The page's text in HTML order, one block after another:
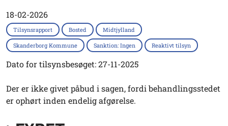
18-02-2026
Tilsynsrapport Bosted Midtjylland
Skanderborg Kommune Sanktion: Ingen Reaktivt tilsyn
Dato for tilsynsbesøget: 27-11-2025
Der er ikke givet påbud i sagen, fordi behandlingsstedet
er ophørt inden endelig afgørelse.